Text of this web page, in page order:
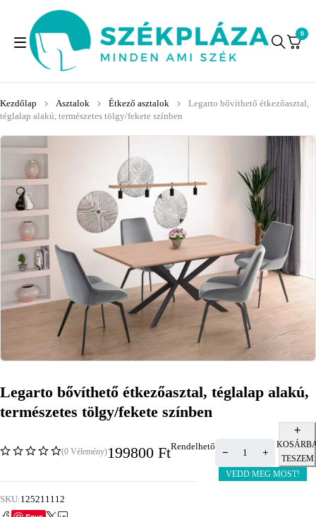
0
Kezdőlap Asztalok Étkező asztalok
Legarto bővíthető étkezőasztal,
téglalap alakú, természetes tölgy/fekete színben
Legarto bővíthető étkezőasztal, téglalap alakú,
természetes tölgy/fekete színben
(0 Vélemény)199800 FtRendelhető
TESZEM
VEDD MEG MOST!
SKU:125211112